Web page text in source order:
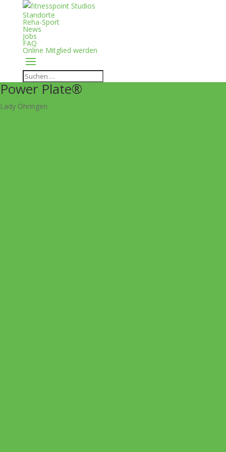
Standorte
Reha-Sport
News
Jobs
FAQ
Online Mitglied werden
Power Plate®
Lady Öhringen